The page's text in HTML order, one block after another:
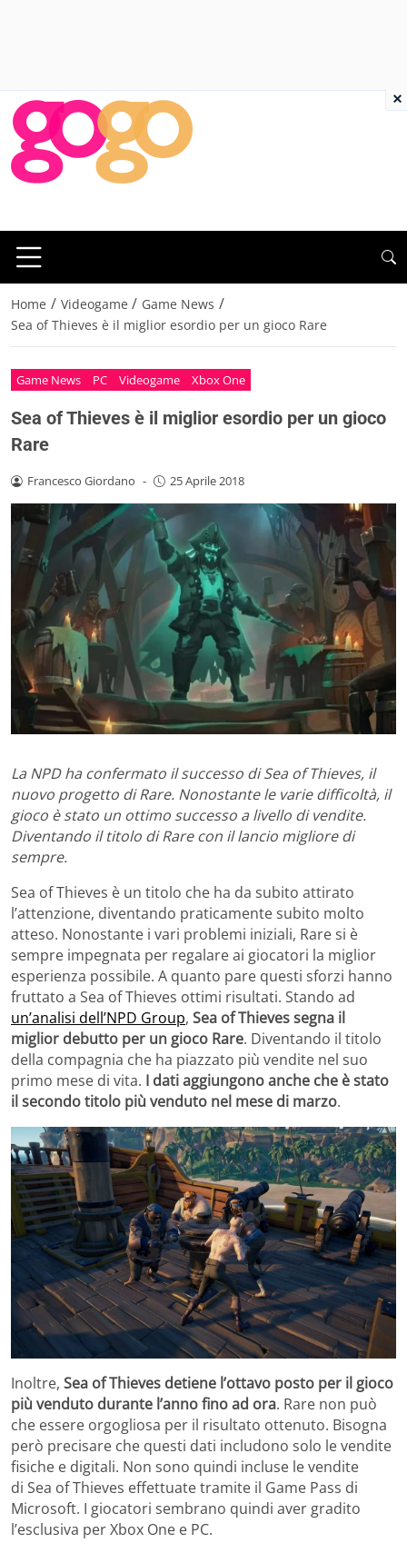
Home / Videogame / Game News /
Sea of Thieves è il miglior esordio per un gioco Rare
Game News PC Videogame Xbox One
Sea of Thieves è il miglior esordio per un gioco
Rare
Francesco Giordano - 25 Aprile 2018
La NPD ha confermato il successo di Sea of Thieves, il
nuovo progetto di Rare. Nonostante le varie difficoltà, il
gioco è stato un ottimo successo a livello di vendite.
Diventando il titolo di Rare con il lancio migliore di
sempre.
Sea of Thieves è un titolo che ha da subito attirato
l’attenzione, diventando praticamente subito molto
atteso. Nonostante i vari problemi iniziali, Rare si è
sempre impegnata per regalare ai giocatori la miglior
esperienza possibile. A quanto pare questi sforzi hanno
fruttato a Sea of Thieves ottimi risultati. Stando ad
un’analisi dell’NPD Group, Sea of Thieves segna il
miglior debutto per un gioco Rare. Diventando il titolo
della compagnia che ha piazzato più vendite nel suo
primo mese di vita. I dati aggiungono anche che è stato
il secondo titolo più venduto nel mese di marzo.
Inoltre, Sea of Thieves detiene l’ottavo posto per il gioco
più venduto durante l’anno fino ad ora. Rare non può
che essere orgogliosa per il risultato ottenuto. Bisogna
però precisare che questi dati includono solo le vendite
fisiche e digitali. Non sono quindi incluse le vendite
di Sea of Thieves effettuate tramite il Game Pass di
Microsoft. I giocatori sembrano quindi aver gradito
l’esclusiva per Xbox One e PC.
×